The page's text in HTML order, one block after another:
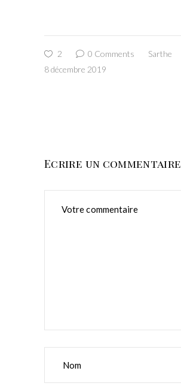
2 0 Comments
Sarthe
8 décembre 2019
Ecrire un commentaire